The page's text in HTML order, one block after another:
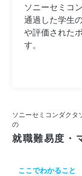
ソニーセミコ
通過した学生
や評価された
す。
ソニーセミコンダクタ
の
就職難易度・
ここでわかること